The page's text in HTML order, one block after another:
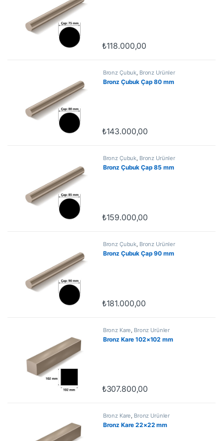
₺118.000,00
Bronz Çubuk Bronz Ürünler
Bronz Çubuk Çap 80 mm
₺143.000,00
Bronz Çubuk, Bronz Ürünler
Bronz Çubuk Çap 85 mm
₺159.000,00
Bronz Çubuk, Bronz Ürünler
Bronz Çubuk Çap 90 mm
₺181.000,00
Bronz Kare Bronz Ürünler
Bronz Kare 102×102 mm
₺307.800,00
Bronz Kare, Bronz Ürünler
Bronz Kare 22×22 mm